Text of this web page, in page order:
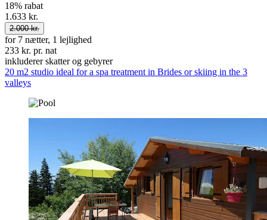
18% rabat
1.633 kr.
2.000 kr.
for 7 nætter, 1 lejlighed
233 kr. pr. nat
inkluderer skatter og gebyrer
20 m2 studio ideal for a spa treatment in Brides or skiing in the 3
valleys